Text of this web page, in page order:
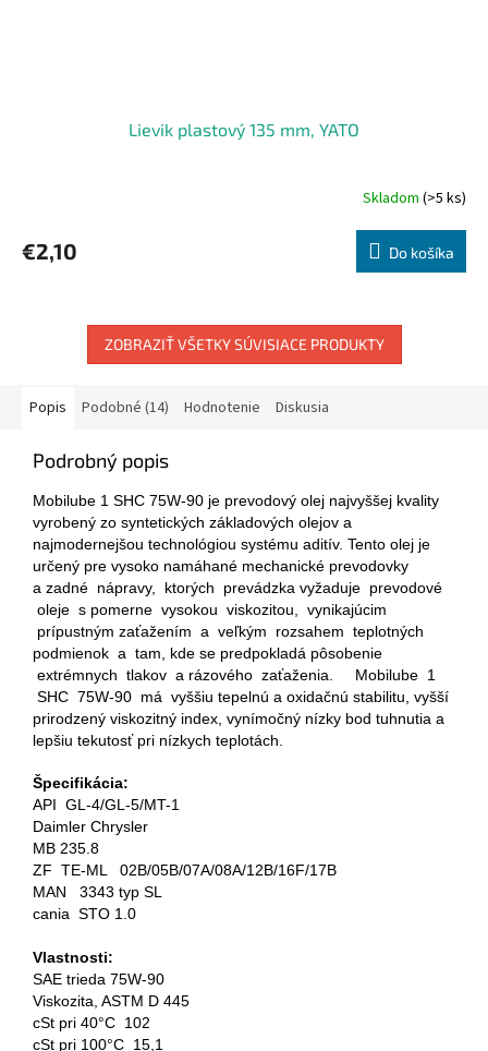
Lievik plastový 135 mm, YATO
Skladom (>5 ks)
€2,10 Do košíka
ZOBRAZIŤ VŠETKY SÚVISIACE PRODUKTY
Popis Podobné (14) Hodnotenie Diskusia
Podrobný popis
Mobilube 1 SHC 75W-90 je prevodový olej najvyššej kvality
vyrobený zo syntetických základových olejov a
najmodernejšou technológiou systému aditív. Tento olej je
určený pre vysoko namáhané mechanické prevodovky
a zadné nápravy, ktorých prevádzka vyžaduje prevodové
oleje s pomerne vysokou viskozitou, vynikajúcim
prípustným zaťažením a veľkým rozsahem teplotných
podmienok a tam, kde se predpokladá pôsobenie
extrémnych tlakov a rázového zaťaženia. Mobilube 1
SHC 75W-90 má vyššiu tepelnú a oxidačnú stabilitu, vyšší
prirodzený viskozitný index, vynímočný nízky bod tuhnutia a
lepšiu tekutosť pri nízkych teplotách.
Špecifikácia:
API GL-4/GL-5/MT-1
Daimler Chrysler
MB 235.8
ZF TE-ML 02B/05B/07A/08A/12B/16F/17B
MAN 3343 typ SL
cania STO 1.0
Vlastnosti:
SAE trieda 75W-90
Viskozita, ASTM D 445
cSt pri 40°C 102
cSt pri 100°C 15,1